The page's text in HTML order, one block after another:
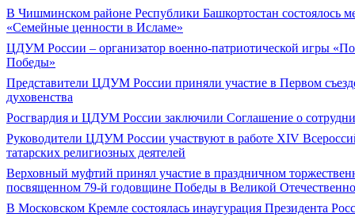
В Чишминском районе Республики Башкортостан состоялось
«Семейные ценности в Исламе»
ЦДУМ России – организатор военно-патриотической игры
Победы»
Представители ЦДУМ России приняли участие в Первом
духовенства
Росгвардия и ЦДУМ России заключили Соглашение о
Руководители ЦДУМ России участвуют в работе XIV
татарских религиозных деятелей
Верховный муфтий принял участие в праздничном
посвященном 79-й годовщине Победы в Великой
В Московском Кремле состоялась инаугурация Президента